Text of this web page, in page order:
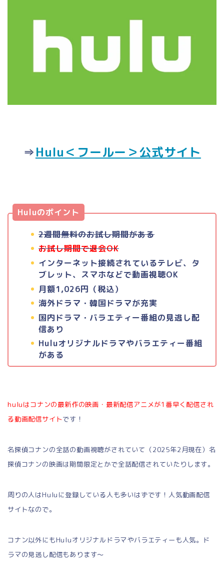
⇒Hulu＜フールー＞公式サイト
Huluのポイント
2週間無料のお試し期間がある
お試し期間で退会OK
インターネット接続されているテレビ、タ
ブレット、スマホなどで動画視聴OK
月額1,026円（税込）
海外ドラマ・韓国ドラマが充実
国内ドラマ・バラエティー番組の見逃し配
信あり
Huluオリジナルドラマやバラエティー番組
がある
huluはコナンの最新作の映画・最新配信アニメが1番早く配信され
る動画配信サイトです！
名探偵コナンの全話の動画視聴がされていて（2025年2月現在）名
探偵コナンの映画は期間限定とかで全話配信されていたりします。
周りの人はHuluに登録している人も多いはずです！人気動画配信
サイトなので。
コナン以外にもHuluオリジナルドラマやバラエティーも人気。ド
ラマの見逃し配信もあります～